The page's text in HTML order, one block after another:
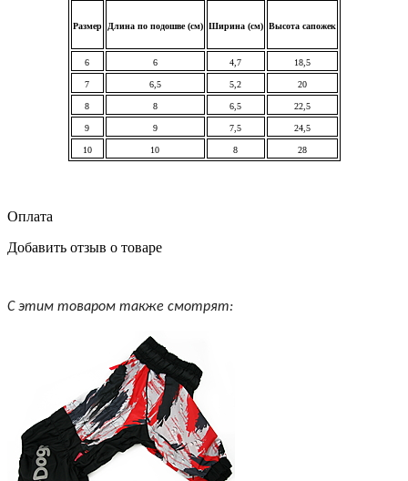
Размер Длина по подошве (см) Ширина (см) Высота сапожек
6 6 4,7 18,5
7 6,5 5,2 20
8 8 6,5 22,5
9 9 7,5 24,5
10 10 8 28
Оплата
Добавить отзыв о товаре
С этим товаром также смотрят: